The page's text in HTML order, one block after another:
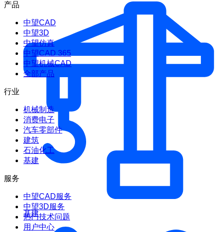
基建
产品
中望CAD
中望3D
中望仿真
中望CAD 365
中望机械CAD
全部产品
行业
机械制造
消费电子
汽车零部件
建筑
石油化工
基建
服务
中望CAD服务
中望3D服务
热门技术问题
用户中心